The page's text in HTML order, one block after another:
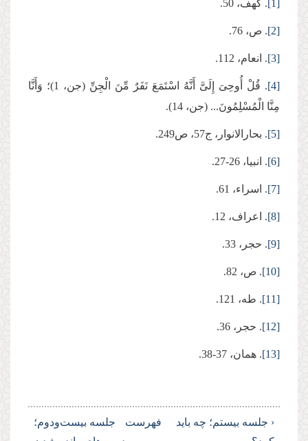
[1]. کهف، 50.
[2]. ص، 76.
[3]. انعام، 112.
[4]
. قُلْ أُوحِیَ إِلَیَّ أَنَّهُ اسْتَمَعَ نَفَرٌ مِّنَ الْجِنِّ (جن، 1)؛ وَأَنَّا
مِنَّا الْمُسْلِمُونَ... (جن، 14).
[5]. بحارالانوار، ج57، ص249.
[6]. انبیا، 26-27.
[7]. اسراء، 61.
[8]. اعراف، 12.
[9]. حجر، 33.
[10]. ص، 82.
[11]. طه، 121.
[12]. حجر، 36.
[13]. همان، 37-38.
‹ جلسه بیستم؛ چه باید
فهرست
جلسه بیست‌ودوم؛